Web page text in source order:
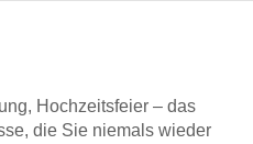
Hochzeitsfeier – das
die Sie niemals wieder